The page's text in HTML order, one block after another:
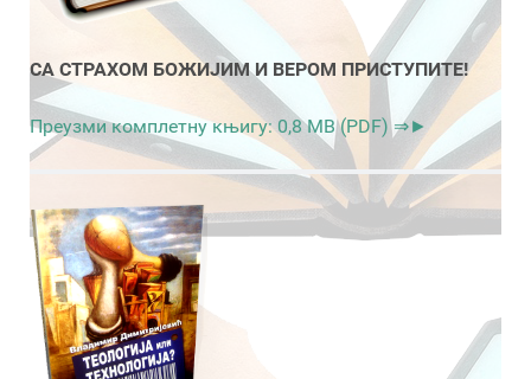
СА СТРАХОМ БОЖИЈИМ И ВЕРОМ ПРИСТУПИТЕ!
Преузми комплетну књигу: 0,8 MB (PDF) ⇒►